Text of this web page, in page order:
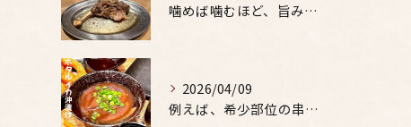
噛めば噛むほど、旨みがあふれる。
2026/04/09
例えば、希少部位の串を試したり、季節限定の地酒を味わったりす...